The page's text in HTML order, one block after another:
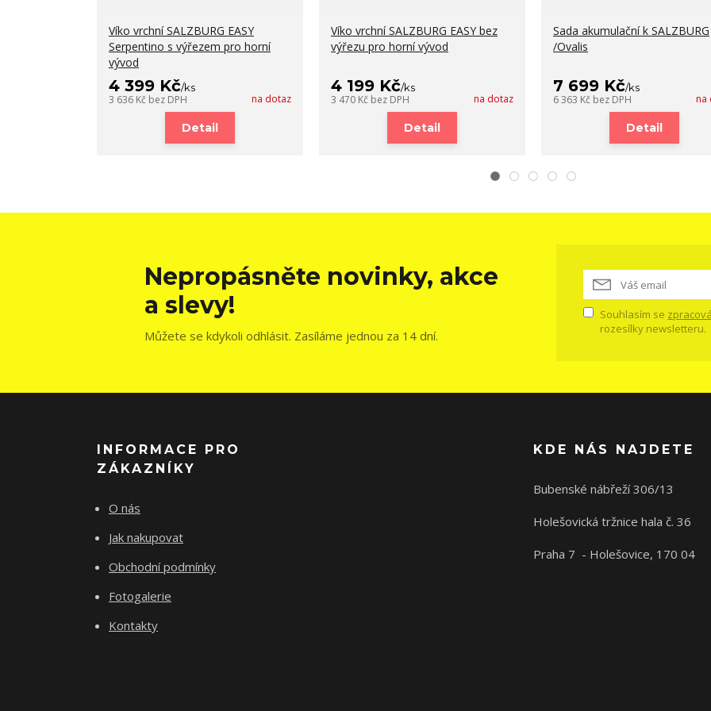
Víko vrchní SALZBURG EASY
Serpentino s výřezem pro horní
vývod
4 399 Kč/ks
3 636 Kč bez DPH na dotaz
Detail
Víko vrchní SALZBURG EASY bez
výřezu pro horní vývod
4 199 Kč/ks
3 470 Kč bez DPH na dotaz
Detail
Sada akumulační k SALZBURG
/Ovalis
7 699 Kč/ks
6 363 Kč bez DPH na
Detail
Nepropásněte novinky, akce
a slevy!
Můžete se kdykoli odhlásit. Zasíláme jednou za 14 dní.
Souhlasím se
rozesílky newsletteru.
INFORMACE PRO
ZÁKAZNÍKY
O nás
Jak nakupovat
Obchodní podmínky
Fotogalerie
Kontakty
KDE NÁS NAJDETE
Bubenské nábřeží 306/13
Holešovická tržnice hala č. 36
Praha 7 - Holešovice, 170 04